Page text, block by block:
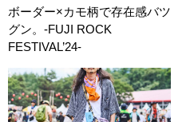
ボーダー×カモ柄で存在感バツ
グン。-FUJI ROCK
FESTIVAL’24-